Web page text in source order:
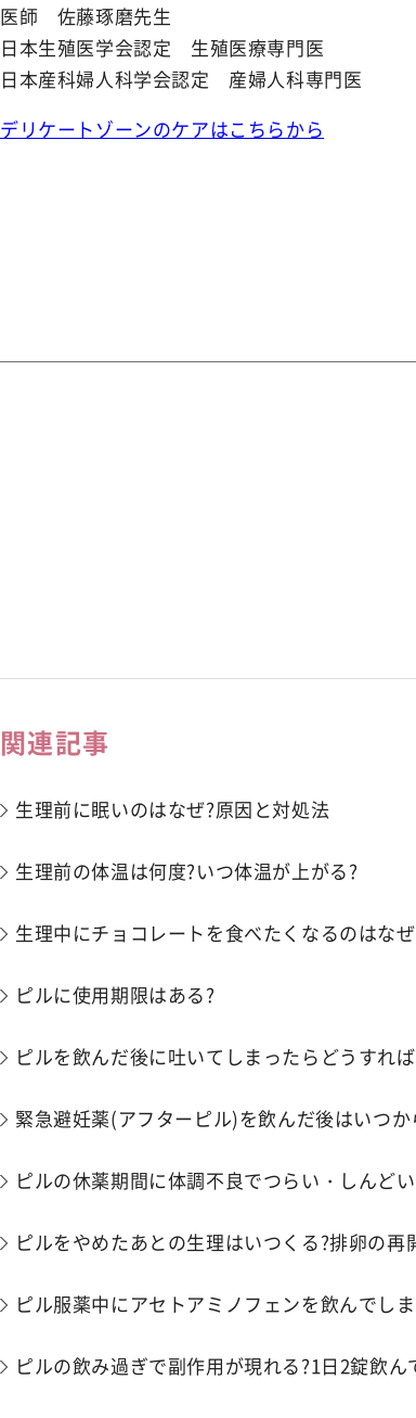
医師 佐藤琢磨先生
日本生殖医学会認定 生殖医療専門医
日本産科婦人科学会認定 産婦人科専門医
デリケートゾーンのケアはこちらから
関連記事
生理前に眠いのはなぜ?原因と対処法
生理前の体温は何度?いつ体温が上がる?
生理中にチョコレートを食べたくなるのはな
ピルに使用期限はある?
ピルを飲んだ後に吐いてしまったらどうすれ
緊急避妊薬(アフターピル)を飲んだ後はいつ
ピルの休薬期間に​​体調不良でつらい・しんど
ピルをやめたあとの生理はいつくる?排卵の再
ピル服薬中にアセトアミノフェンを飲んでし
ピルの飲み過ぎで副作用が現れる?1日2錠飲ん